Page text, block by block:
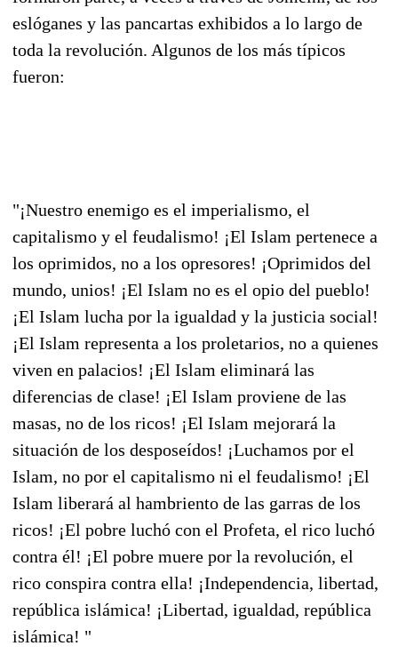
eslóganes y las pancartas exhibidos a lo largo de
toda la revolución. Algunos de los más típicos
fueron:
"¡Nuestro enemigo es el imperialismo, el
capitalismo y el feudalismo! ¡El Islam pertenece a
los oprimidos, no a los opresores! ¡Oprimidos del
mundo, unios! ¡El Islam no es el opio del pueblo!
¡El Islam lucha por la igualdad y la justicia social!
¡El Islam representa a los proletarios, no a quienes
viven en palacios! ¡El Islam eliminará las
diferencias de clase! ¡El Islam proviene de las
masas, no de los ricos! ¡El Islam mejorará la
situación de los desposeídos! ¡Luchamos por el
Islam, no por el capitalismo ni el feudalismo! ¡El
Islam liberará al hambriento de las garras de los
ricos! ¡El pobre luchó con el Profeta, el rico luchó
contra él! ¡El pobre muere por la revolución, el
rico conspira contra ella! ¡Independencia, libertad,
república islámica! ¡Libertad, igualdad, república
islámica! "